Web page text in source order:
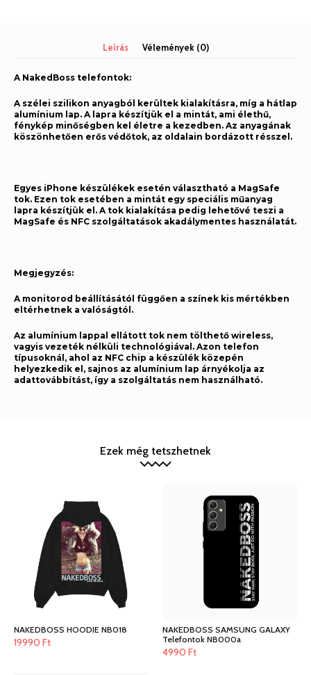
Leírás Vélemények (0)
A NakedBoss telefontok:
A szélei szilikon anyagból kerültek kialakításra, míg a hátlap
alumínium lap. A lapra készítjük el a mintát, ami élethű,
fénykép minőségben kel életre a kezedben. Az anyagának
köszönhetően erős védőtok, az oldalain bordázott résszel.
Egyes iPhone készülékek esetén választható a MagSafe
tok. Ezen tok esetében a mintát egy speciális műanyag
lapra készítjük el. A tok kialakítása pedig lehetővé teszi a
MagSafe és NFC szolgáltatások akadálymentes használatát.
Megjegyzés:
A monitorod beállításától függően a színek kis mértékben
eltérhetnek a valóságtól.
Az alumínium lappal ellátott tok nem tölthető wireless,
vagyis vezeték nélküli technológiával. Azon telefon
típusoknál, ahol az NFC chip a készülék közepén
helyezkedik el, sajnos az alumínium lap árnyékolja az
adattovábbítást, így a szolgáltatás nem használható.
Ezek még tetszhetnek
NAKEDBOSS HOODIE NB018
19990 Ft
NAKEDBOSS SAMSUNG GALAXY
Telefontok NB000a
4990 Ft